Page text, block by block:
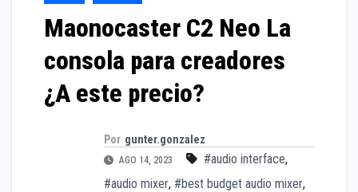
Maonocaster C2 Neo La
consola para creadores
¿A este precio?
Por gunter.gonzalez
AGO 14, 2023 #audio interface,
#audio mixer, #best budget audio mixer,